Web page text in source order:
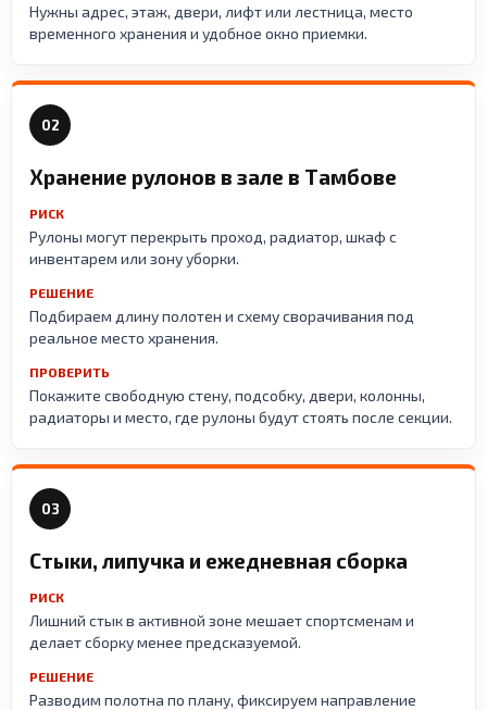
Нужны адрес, этаж, двери, лифт или лестница, место
временного хранения и удобное окно приемки.
02
Хранение рулонов в зале в Тамбове
РИСК
Рулоны могут перекрыть проход, радиатор, шкаф с
инвентарем или зону уборки.
РЕШЕНИЕ
Подбираем длину полотен и схему сворачивания под
реальное место хранения.
ПРОВЕРИТЬ
Покажите свободную стену, подсобку, двери, колонны,
радиаторы и место, где рулоны будут стоять после секции.
03
Стыки, липучка и ежедневная сборка
РИСК
Лишний стык в активной зоне мешает спортсменам и
делает сборку менее предсказуемой.
РЕШЕНИЕ
Разводим полотна по плану, фиксируем направление